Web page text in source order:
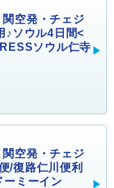
関空発・チェジ
♪ソウル4日間<
ソウル仁寺
関空発・チェジ
/復路仁川便利
ーミーイン